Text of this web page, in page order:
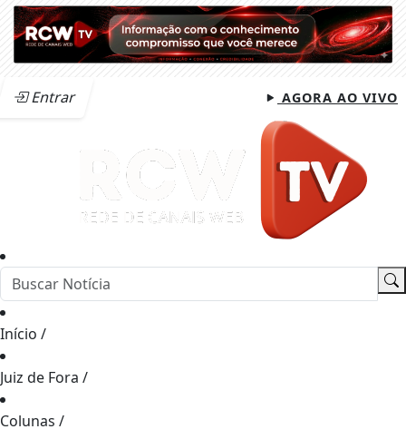
Entrar AGORA AO VIVO
Início /
Juiz de Fora /
Colunas /